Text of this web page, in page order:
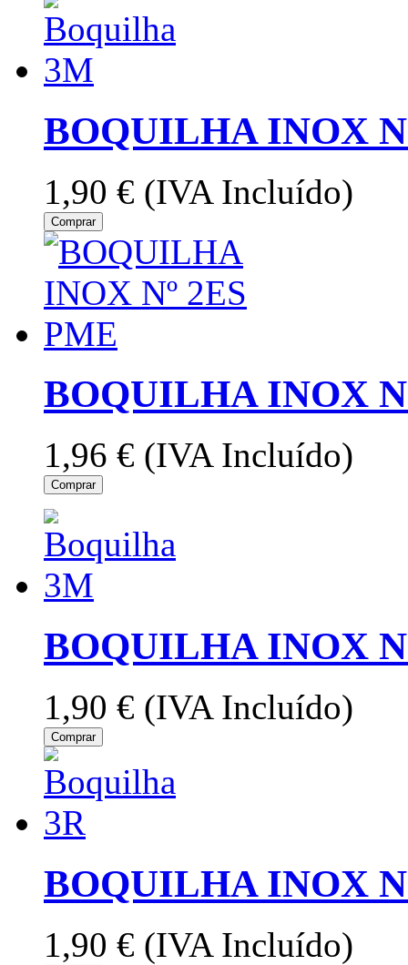
BOQUILHA INOX
1,90 € (IVA Incluído)
Comprar
BOQUILHA INOX
1,96 € (IVA Incluído)
Comprar
BOQUILHA INOX
1,90 € (IVA Incluído)
Comprar
BOQUILHA INOX
1,90 € (IVA Incluído)